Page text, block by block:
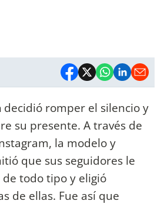
decidió romper el silencio y
su presente. A través de
la modelo y
que sus seguidores le
todo tipo y eligió
de ellas. Fue así que